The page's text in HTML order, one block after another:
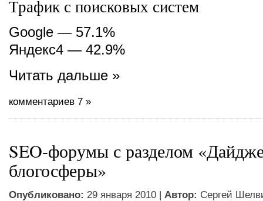
Трафик с поисковых систем
Google — 57.1%
Яндекс4 — 42.9%
Читать дальше »
комментариев 7 »
SEO-форумы с разделом
блогосферы»
Опубликовано: 29 января 2010 | Автор: Сергей